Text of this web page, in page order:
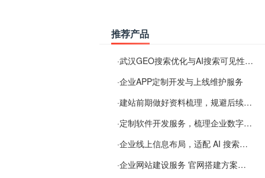
推荐产品
·武汉GEO搜索优化与AI搜索可见性服务
·企业APP定制开发与上线维护服务
·建站前期做好资料梳理，规避后续各类使用难题
·定制软件开发服务，梳理企业数字化落地常见难点
·企业线上信息布局，适配 AI 搜索需要留意这些要点
·企业网站建设服务 官网搭建方案经验分享